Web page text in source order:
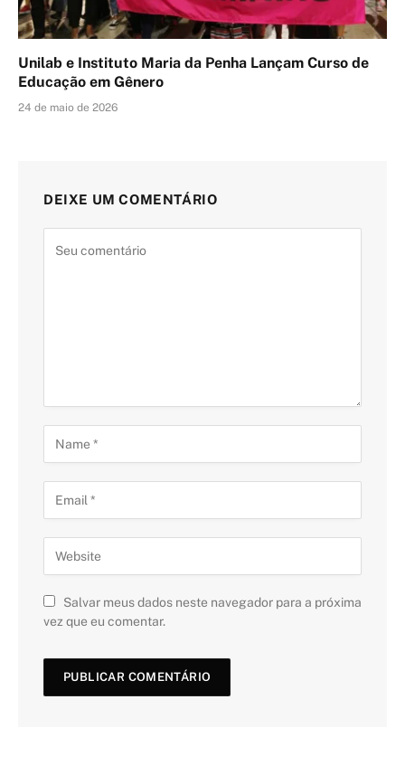
Unilab e Instituto Maria da Penha Lançam Curso de
Educação em Gênero
24 de maio de 2026
DEIXE UM COMENTÁRIO
Salvar meus dados neste navegador para a próxima
vez que eu comentar.